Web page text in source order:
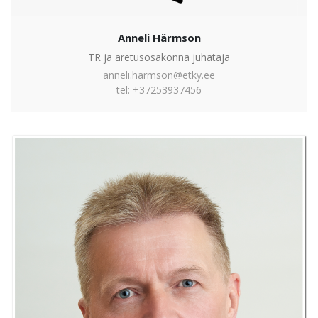
Anneli Härmson
TR ja aretusosakonna juhataja
anneli.harmson@etky.ee
tel: +37253937456